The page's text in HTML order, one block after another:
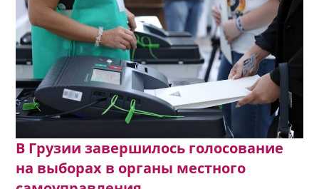
В Грузии завершилось голосование
на выборах в органы местного